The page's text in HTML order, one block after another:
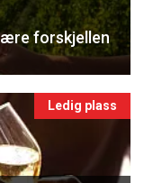
forskjellen
Ledig plass